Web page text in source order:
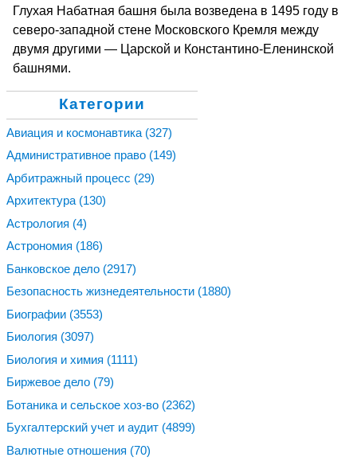
Глухая Набатная башня была возведена в 1495 году в
северо-западной стене Московского Кремля между
двумя другими — Царской и Константино-Еленинской
башнями.
Категории
Авиация и космонавтика (327)
Административное право (149)
Арбитражный процесс (29)
Архитектура (130)
Астрология (4)
Астрономия (186)
Банковское дело (2917)
Безопасность жизнедеятельности (1880)
Биографии (3553)
Биология (3097)
Биология и химия (1111)
Биржевое дело (79)
Ботаника и сельское хоз-во (2362)
Бухгалтерский учет и аудит (4899)
Валютные отношения (70)